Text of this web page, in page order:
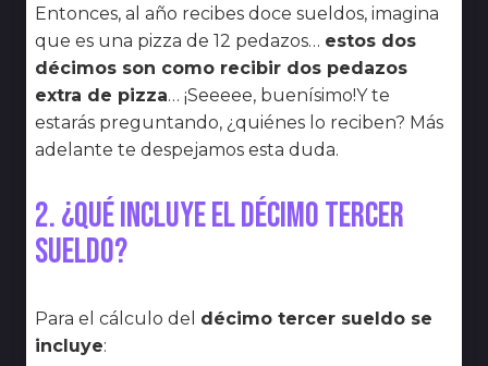
Entonces, al año recibes doce sueldos, imagina
que es una pizza de 12 pedazos… estos dos
décimos son como recibir dos pedazos
extra de pizza… ¡Seeeee, buenísimo!Y te
estarás preguntando, ¿quiénes lo reciben? Más
adelante te despejamos esta duda.
2. ¿Qué incluye el décimo tercer
sueldo?
Para el cálculo del décimo tercer sueldo se
incluye: